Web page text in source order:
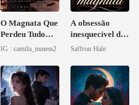
O Magnata Que
Perdeu Tudo
Inclusive Ela
IG : camila_nuness2
A obsessão
inesquecível do
magnata
Saffron Hale